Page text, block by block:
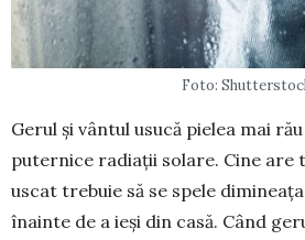
Foto:
Gerul și vântul usucă pielea mai
puter­nice radiații solare. Cine are
uscat trebuie să se spele
înainte de a ieși din casă. Când